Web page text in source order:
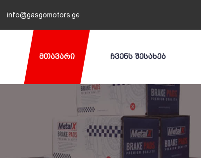
info@gasgomotors.ge
ᲛᲗᲐᲕᲐᲠᲘ ᲩᲕᲔᲜᲡ ᲨᲔᲡᲐᲮᲔᲑ